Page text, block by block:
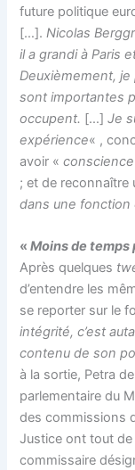
future politique
[…]. Nicolas
il a grandi à Paris
Deuxièmement,
sont importantes
occupent. […]Je
expérience« ,
avoir «
; et de
dans une fonction
«Moins de
Après quelques
d’entendre les
se reporter sur le
intégrité, c’est
contenu de son
à la sortie, Petra
parlementaire du
des commissions
Justice ont tout
commissaire